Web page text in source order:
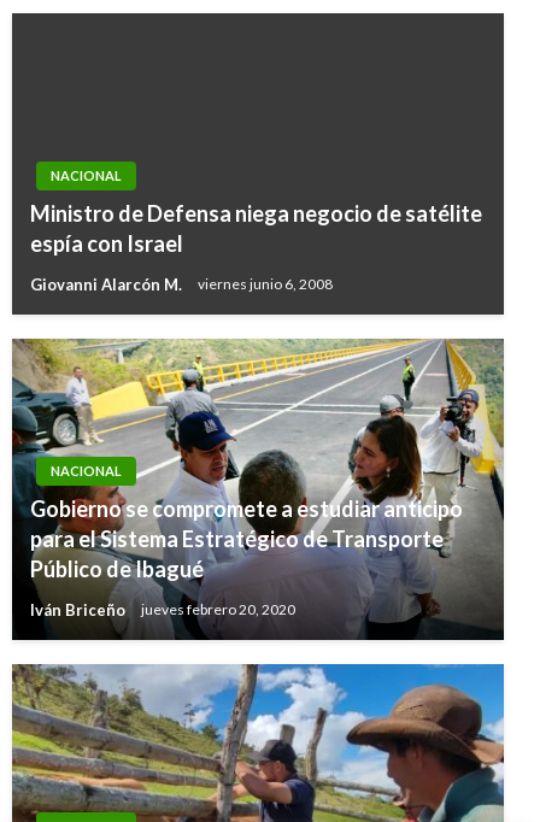
NACIONAL
Ministro de Defensa niega negocio de satélite
espía con Israel
Giovanni Alarcón M. viernes junio 6, 2008
NACIONAL
Gobierno se compromete a estudiar anticipo
para el Sistema Estratégico de Transporte
Público de Ibagué
Iván Briceño jueves febrero 20, 2020